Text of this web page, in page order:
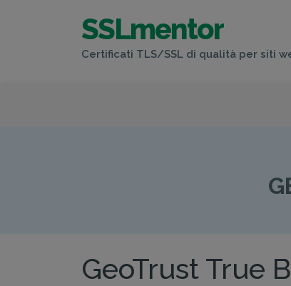
SSLmentor
Certificati TLS/SSL di qualità per siti
GeoTrust True